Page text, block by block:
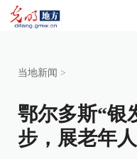
当地新闻 >
鄂尔多斯“银
步，展老年